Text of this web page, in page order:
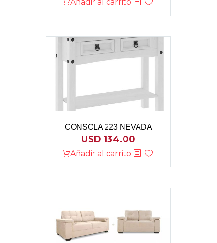
Añadir al carrito
CONSOLA 223 NEVADA
USD134.00
Añadir al carrito